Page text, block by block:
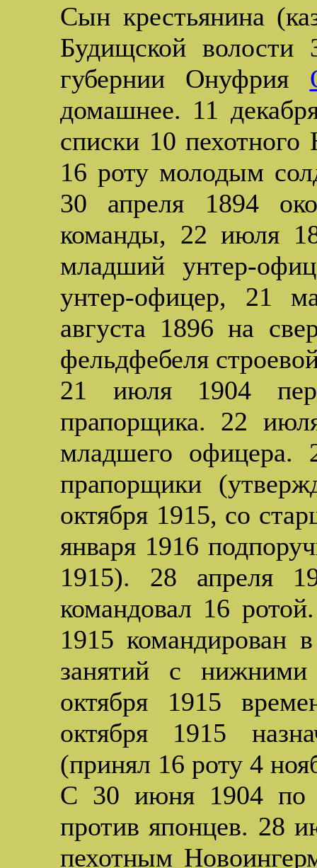
Сын крестьянина
Будищской волости
губернии Онуфрия
домашнее. 11
списки 10 пехотного
16 роту молодым
30 апреля 1894
команды, 22 июля
младший унтер-
унтер-офицер, 21
августа 1896 на
фельдфебеля
21 июля 1904
прапорщика. 22
младшего офицера.
прапорщики
октября 1915, со
января 1916
1915). 28 апреля
командовал 16
1915 командирован
занятий с
октября 1915
октября 1915
(принял 16 роту 4
С 30 июня 1904 по
против японцев. 28
пехотным